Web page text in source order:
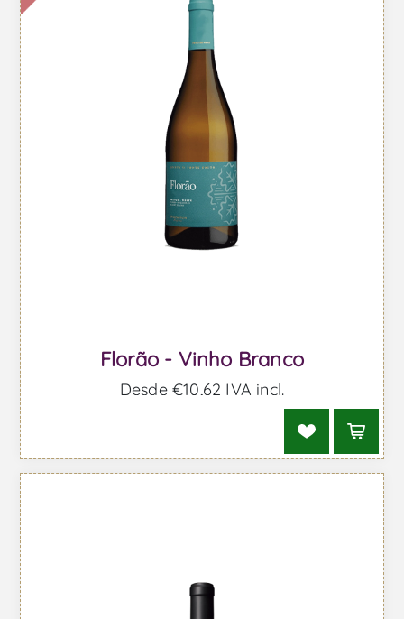
Florão - Vinho Branco
Desde €10,62 IVA incl.